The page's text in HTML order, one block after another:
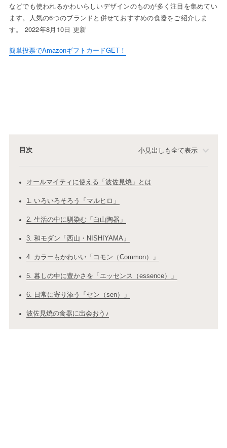
などでも使われるかわいらしいデザインのものが多く注目を集めてい
ます。人気の6つのブランドと併せておすすめの食器をご紹介しま
す。 2022年8月10日 更新
簡単投票でAmazonギフトカードGET！
目次 小見出しも全て表示
オールマイティに使える「波佐見焼」とは
1. いろいろそろう「マルヒロ」
2. 生活の中に馴染む「白山陶器」
3. 和モダン「西山・NISHIYAMA」
4. カラーもかわいい「コモン（Common）」
5. 暮しの中に豊かさを「エッセンス（essence）」
6. 日常に寄り添う「セン（sen）」
波佐見焼の食器に出会おう♪